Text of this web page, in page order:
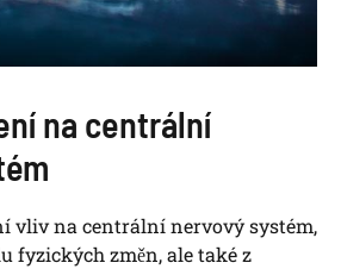
na centrální
vliv na centrální nervový systém,
fyzických změn, ale také z